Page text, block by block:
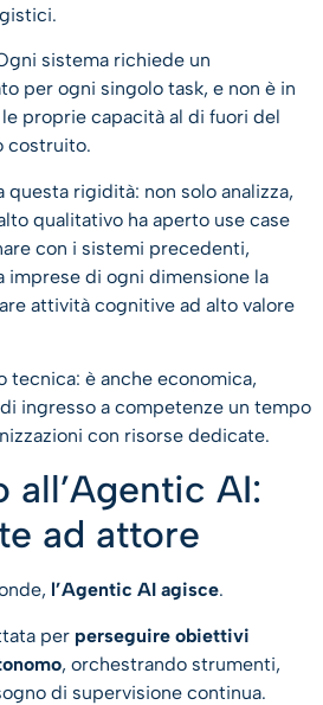
sistema richiede un
per ogni singolo task, e non è in
proprie capacità al di fuori del
costruito.
questa rigidità: non solo analizza,
qualitativo ha aperto use case
con i sistemi precedenti,
imprese di ogni dimensione la
attività cognitive ad alto valore
tecnica: è anche economica,
ingresso a competenze un tempo
con risorse dedicate.
all’Agentic AI:
ad attore
l’Agentic AI agisce.
per perseguire obiettivi
, orchestrando strumenti,
di supervisione continua.